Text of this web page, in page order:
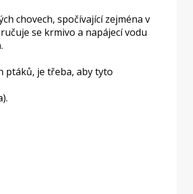
chovech, spočívající zejména v
se krmivo a napájecí vodu
ptáků, je třeba, aby tyto